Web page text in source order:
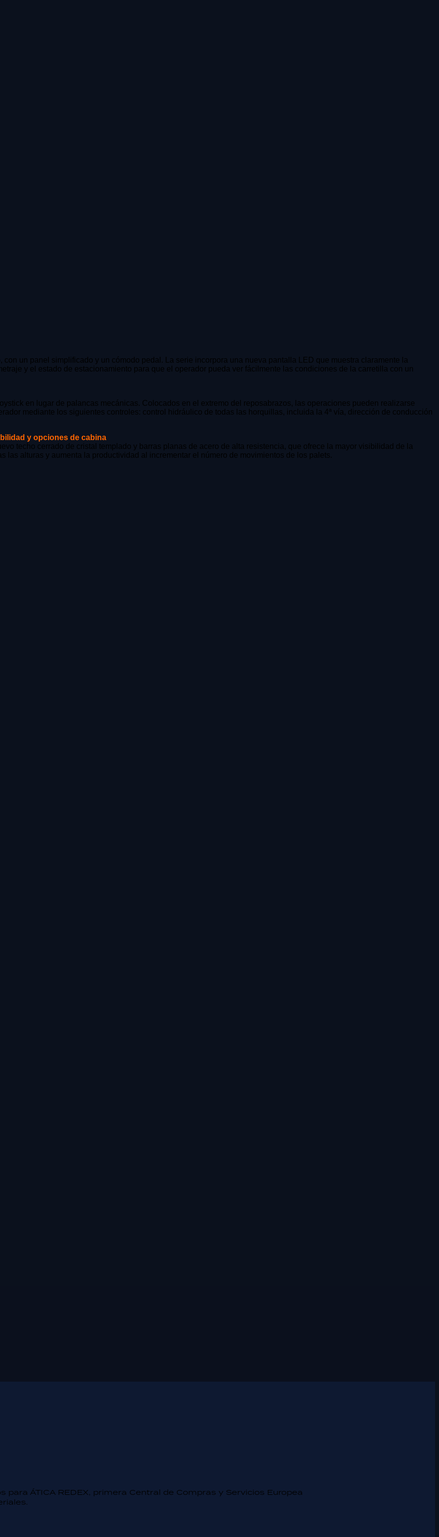
un panel simplificado y un cómodo pedal. La serie incorpora una nueva pantalla LED que muestra claramente la
y el estado de estacionamiento para que el operador pueda ver fácilmente las condiciones de la carretilla con un
en lugar de palancas mecánicas. Colocados en el extremo del reposabrazos, las operaciones pueden realizarse
mediante los siguientes controles: control hidráulico de todas las horquillas, incluida la 4ª vía, dirección de conducción
y opciones de cabina
techo cerrado de cristal templado y barras planas de acero de alta resistencia, que ofrece la mayor visibilidad de la
las alturas y aumenta la productividad al incrementar el número de movimientos de los palets.
ÁTICA REDEX, primera Central de Compras y Servicios Europea